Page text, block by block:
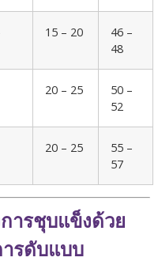
15 – 20
46 –
48
20 – 25
50 –
52
20 – 25
55 –
57
ารชุบแข็งด้วย
รดับแบบ